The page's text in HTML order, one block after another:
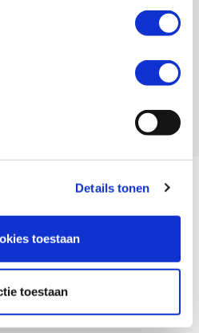
Details tonen
toestaan
toestaan
wordt het oppervlak perfect